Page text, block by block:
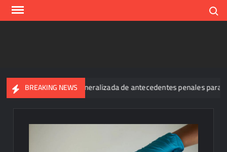
Skip
BREAKING NEWS
la exigencia generalizada de antecedentes penales para